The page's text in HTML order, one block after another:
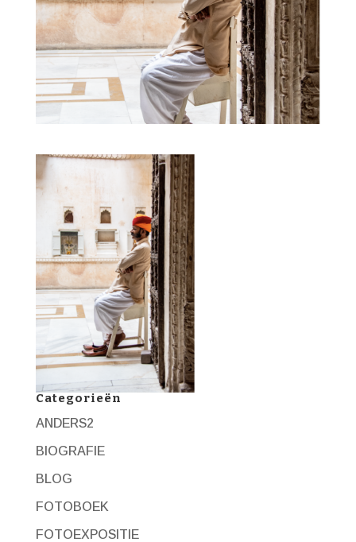
Categorieën
ANDERS2
BIOGRAFIE
BLOG
FOTOBOEK
FOTOEXPOSITIE